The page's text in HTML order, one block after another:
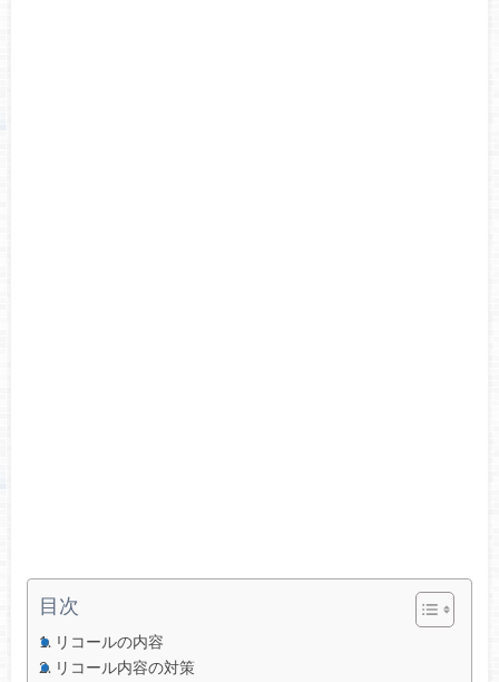
目次
リコールの内容
リコール内容の対策